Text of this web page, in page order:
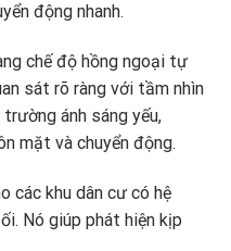
động nhanh.
chế độ hồng ngoại tự
sát rõ ràng với tầm nhìn
ánh sáng yếu,
mặt và chuyển động.
các khu dân cư có hệ
Nó giúp phát hiện kịp